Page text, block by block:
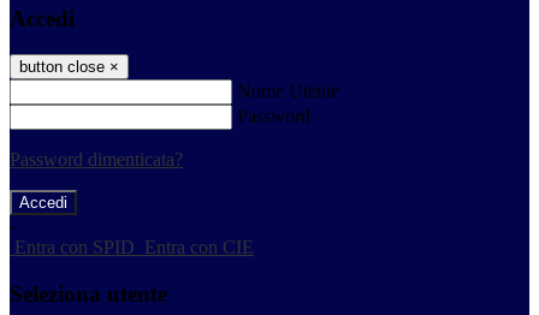
Accedi
button close ×
Nome Utente
Password
Password dimenticata?
-
Entra con SPID Entra con CIE
Seleziona utente